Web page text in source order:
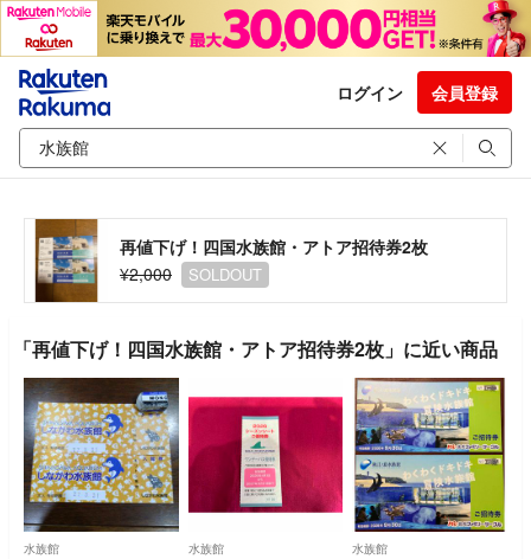
ログイン 会員登録
再値下げ！四国水族館・アトア招待券2枚
¥2,000
SOLDOUT
「再値下げ！四国水族館・アトア招待券2枚」に近い商品
水族館 水族館 水族館